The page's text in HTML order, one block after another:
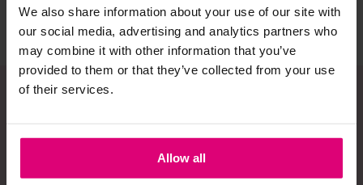
We also share information about your use of our site with
our social media, advertising and analytics partners who
may combine it with other information that you’ve
provided to them or that they’ve collected from your use
of their services.
Allow all
Was zo koud mogelijk.
Droog het kledingstuk liggend op een handdoek.
Controleer na het wassen op pilling en scheer het
kledingstuk indien nodig met een kledingtondeuse.
Kledingstukken met elastine zijn niet bestand tegen de hitte
van het strijkijzer en/of de droogtrommel. Ook in veel
Schrijf je in op onze
nieuwsbrief!